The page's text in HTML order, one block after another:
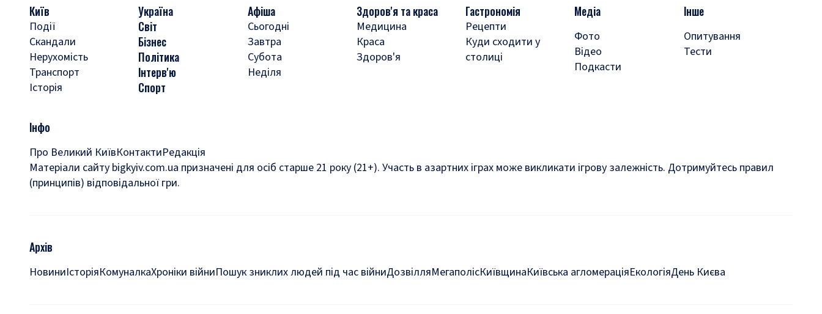
Київ
Події
Скандали
Нерухомість
Транспорт
Історія
Україна
Світ
Бізнес
Політика
Інтерв'ю
Спорт
Афіша
Сьогодні
Завтра
Субота
Неділя
Здоров'я та краса
Медицина
Краса
Здоров'я
Гастрономія
Рецепти
Куди сходити у
столиці
Медіа
Фото
Відео
Подкасти
Інше
Опитування
Тести
Інфо
Про Великий КиївКонтактиРедакція
Матеріали сайту bigkyiv.com.ua призначені для осіб старше 21 року (21+). Участь в азартних іграх може викликати ігрову залежність. Дотримуйтесь правил
(принципів) відповідальної гри.
Архів
НовиниІсторіяКомуналкаХроніки війниПошук зниклих людей під час війниДозвілляМегаполісКиївщинаКиївська агломераціяЕкологіяДень Києва